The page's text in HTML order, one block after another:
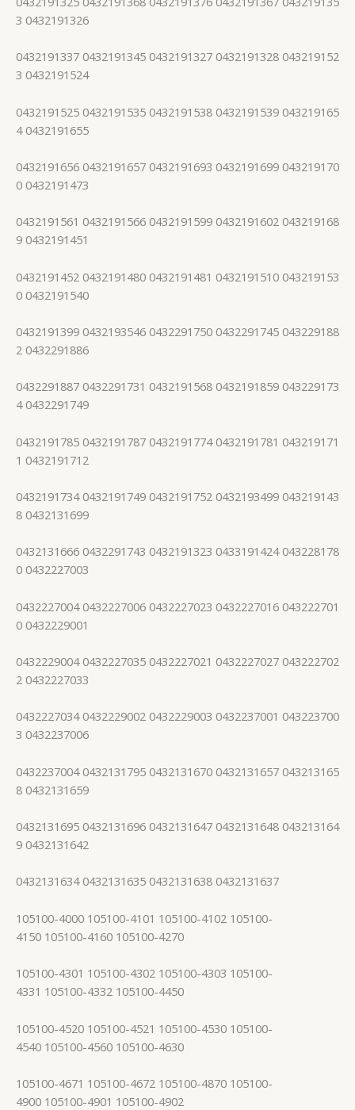
3 0432191326
0432191337 0432191345 0432191327 0432191328 043219152
3 0432191524
0432191525 0432191535 0432191538 0432191539 043219165
4 0432191655
0432191656 0432191657 0432191693 0432191699 043219170
0 0432191473
0432191561 0432191566 0432191599 0432191602 043219168
9 0432191451
0432191452 0432191480 0432191481 0432191510 043219153
0 0432191540
0432191399 0432193546 0432291750 0432291745 043229188
2 0432291886
0432291887 0432291731 0432191568 0432191859 043229173
4 0432291749
0432191785 0432191787 0432191774 0432191781 043219171
1 0432191712
0432191734 0432191749 0432191752 0432193499 043219143
8 0432131699
0432131666 0432291743 0432191323 0433191424 043228178
0 0432227003
0432227004 0432227006 0432227023 0432227016 043222701
0 0432229001
0432229004 0432227035 0432227021 0432227027 043222702
2 0432227033
0432227034 0432229002 0432229003 0432237001 043223700
3 0432237006
0432237004 0432131795 0432131670 0432131657 043213165
8 0432131659
0432131695 0432131696 0432131647 0432131648 043213164
9 0432131642
0432131634 0432131635 0432131638 0432131637
105100-4000 105100-4101 105100-4102 105100-
4150 105100-4160 105100-4270
105100-4301 105100-4302 105100-4303 105100-
4331 105100-4332 105100-4450
105100-4520 105100-4521 105100-4530 105100-
4540 105100-4560 105100-4630
105100-4671 105100-4672 105100-4870 105100-
4900 105100-4901 105100-4902